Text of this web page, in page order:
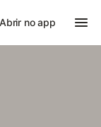
Abrir no app